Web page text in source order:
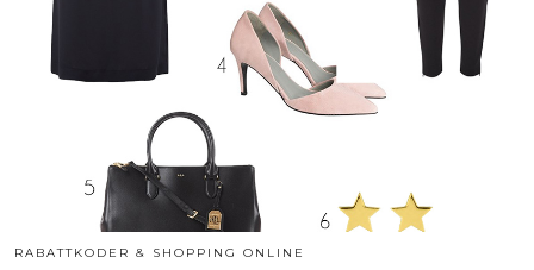
RABATTKODER & SHOPPING ONLINE